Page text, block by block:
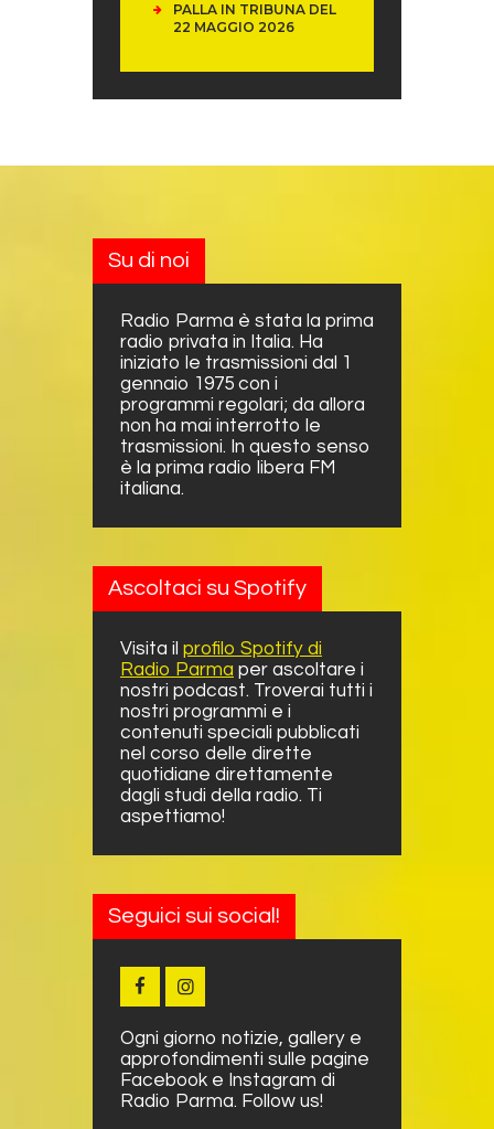
PALLA IN TRIBUNA DEL
22 MAGGIO 2026
Su di noi
Radio Parma è stata la prima
radio privata in Italia. Ha
iniziato le trasmissioni dal 1
gennaio 1975 con i
programmi regolari; da allora
non ha mai interrotto le
trasmissioni. In questo senso
è la prima radio libera FM
italiana.
Ascoltaci su Spotify
Visita il profilo Spotify di
Radio Parma per ascoltare i
nostri podcast. Troverai tutti i
nostri programmi e i
contenuti speciali pubblicati
nel corso delle dirette
quotidiane direttamente
dagli studi della radio. Ti
aspettiamo!
Seguici sui social!
Ogni giorno notizie, gallery e
approfondimenti sulle pagine
Facebook e Instagram di
Radio Parma. Follow us!